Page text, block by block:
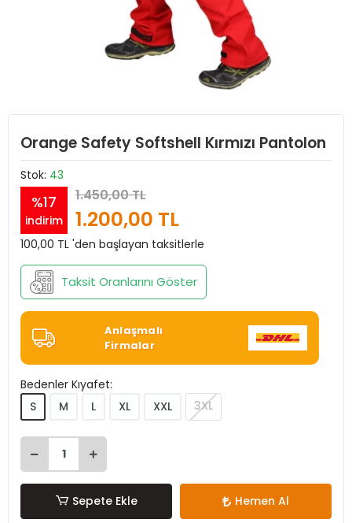
Orange Safety Softshell Kırmızı Pantolon
Stok: 43
%17
indirim
1.450,00 TL
1.200,00 TL
100,00 TL 'den başlayan taksitlerle
Taksit Oranlarını Göster
Anlaşmalı
Firmalar
Bedenler Kıyafet:
S
M L XL XXL 3XL
Sepete Ekle Hemen Al